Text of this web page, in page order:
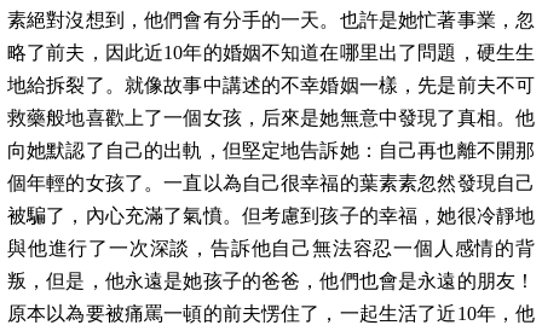
素絕對沒想到，他們會有分手的一天。也許是她忙著事業，忽
略了前夫，因此近10年的婚姻不知道在哪里出了問題，硬生生
地給拆裂了。就像故事中講述的不幸婚姻一樣，先是前夫不可
救藥般地喜歡上了一個女孩，后來是她無意中發現了真相。他
向她默認了自己的出軌，但堅定地告訴她：自己再也離不開那
個年輕的女孩了。一直以為自己很幸福的葉素素忽然發現自己
被騙了，內心充滿了氣憤。但考慮到孩子的幸福，她很冷靜地
與他進行了一次深談，告訴他自己無法容忍一個人感情的背
叛，但是，他永遠是她孩子的爸爸，他們也會是永遠的朋友！
原本以為要被痛罵一頓的前夫愣住了，一起生活了近10年，他